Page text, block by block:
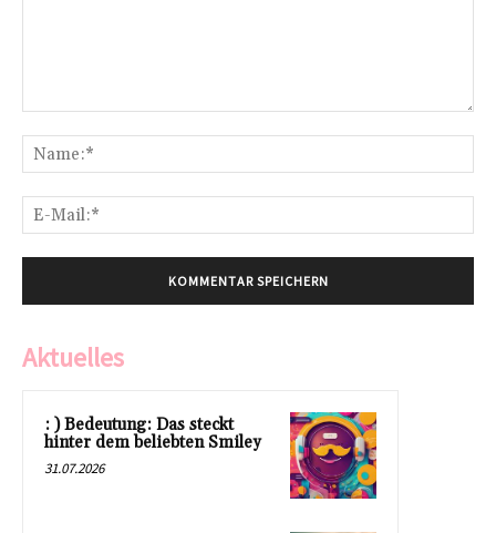
Aktuelles
: ) Bedeutung: Das steckt
hinter dem beliebten Smiley
31.07.2026